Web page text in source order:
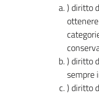
) diritto
) diritto
sempre
) diritto